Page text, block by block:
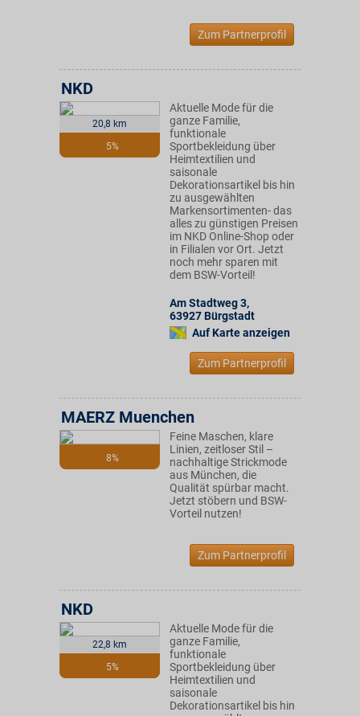
Zum Partnerprofil
20,8 km
5%
NKD
Aktuelle Mode für die
ganze Familie,
funktionale
Sportbekleidung über
Heimtextilien und
saisonale
Dekorationsartikel bis hin
zu ausgewählten
Markensortimenten- das
alles zu günstigen Preisen
im NKD Online-Shop oder
in Filialen vor Ort. Jetzt
noch mehr sparen mit
dem BSW-Vorteil!
Am Stadtweg 3,
63927 Bürgstadt
Auf Karte anzeigen
Zum Partnerprofil
8%
MAERZ Muenchen
Feine Maschen, klare
Linien, zeitloser Stil –
nachhaltige Strickmode
aus München, die
Qualität spürbar macht.
Jetzt stöbern und BSW-
Vorteil nutzen!
Zum Partnerprofil
22,8 km
5%
NKD
Aktuelle Mode für die
ganze Familie,
funktionale
Sportbekleidung über
Heimtextilien und
saisonale
Dekorationsartikel bis hin